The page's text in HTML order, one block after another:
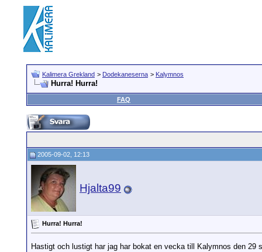
Kalimera Grekland > Dodekaneserna > Kalymnos
Hurra! Hurra!
FAQ
2005-09-02, 12:13
Hjalta99
Hurra! Hurra!
Hastigt och lustigt har jag har bokat en vecka till Kalymnos den 29